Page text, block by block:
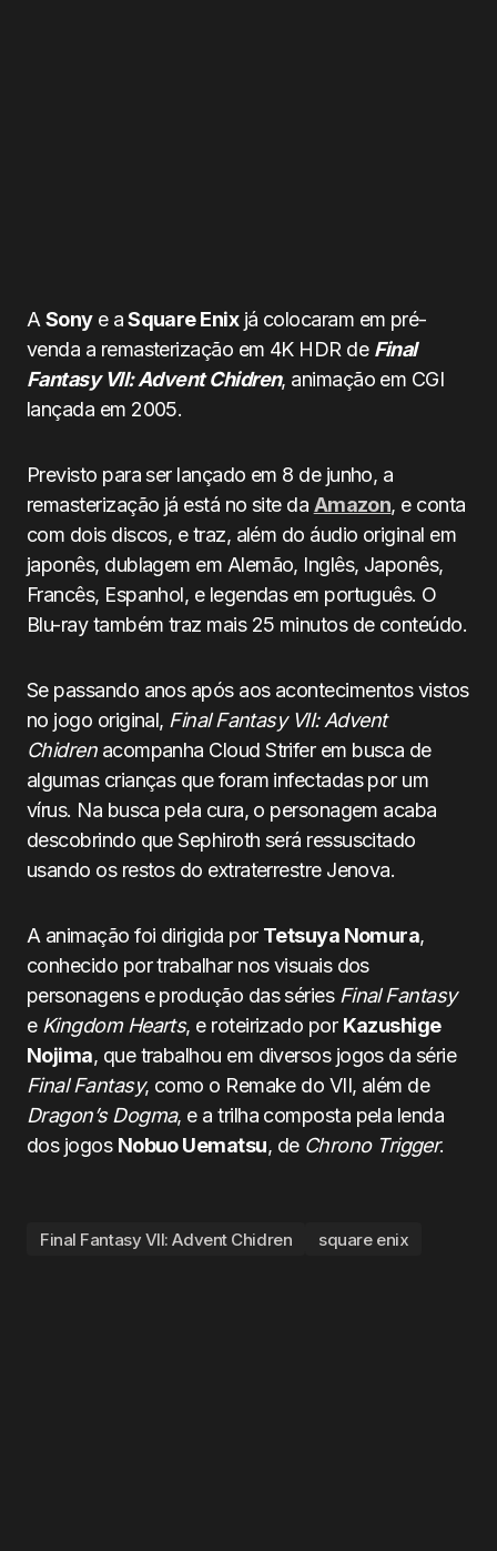
A Sonye aSquare Enixjá colocaram em pré-
venda a remasterização em 4K HDR de Final
Fantasy VII: Advent Chidren, animação em CGI
lançada em 2005.
Previsto para ser lançado em 8 de junho, a
remasterização já está no site da Amazon, e conta
com dois discos, e traz, além do áudio original em
japonês, dublagem em Alemão, Inglês, Japonês,
Francês, Espanhol, e legendas em português. O
Blu-ray também traz mais 25 minutos de conteúdo.
Se passando anos após aos acontecimentos vistos
no jogo original, Final Fantasy VII: Advent
Chidren acompanha Cloud Strifer em busca de
algumas crianças que foram infectadas por um
vírus. Na busca pela cura, o personagem acaba
descobrindo que Sephiroth será ressuscitado
usando os restos do extraterrestre Jenova.
A animação foi dirigida por Tetsuya Nomura,
conhecido por trabalhar nos visuais dos
personagens e produção das séries Final Fantasy
e Kingdom Hearts, e roteirizado por Kazushige
Nojima, que trabalhou em diversos jogos da série
Final Fantasy, como o Remake do VII, além de
Dragon’s Dogma, e a trilha composta pela lenda
dos jogos Nobuo Uematsu, de Chrono Trigger.
Final Fantasy VII: Advent Chidren square enix